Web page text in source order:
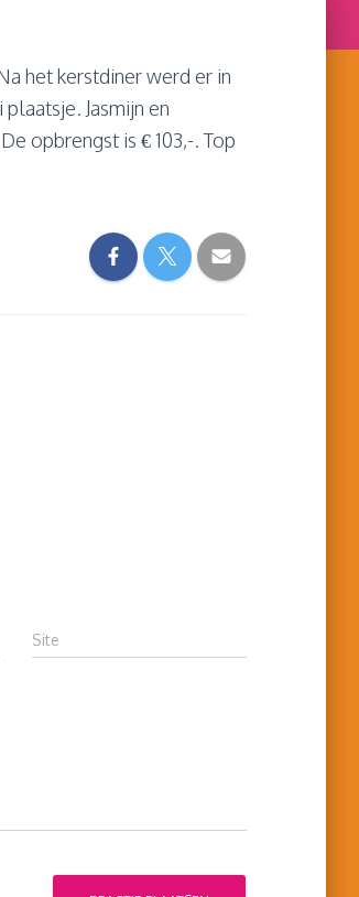
het kerstdiner werd er in
Jasmijn en
opbrengst is € 103,-. Top
Site